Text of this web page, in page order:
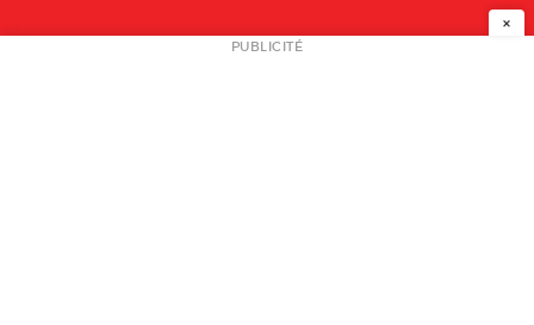
NEWSLETTER
×
PUBLICITÉ